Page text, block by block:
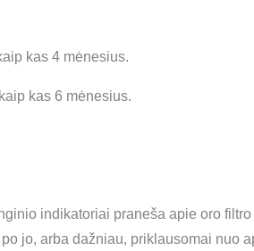
kas 4 mėnesius.
kas 6 mėnesius.
indikatoriai praneša apie oro
jo, arba dažniau, priklausomai nuo